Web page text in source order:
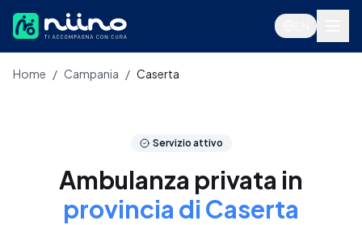
Home / Campania / Caserta
Servizio attivo
Ambulanza privata in
provincia di Caserta